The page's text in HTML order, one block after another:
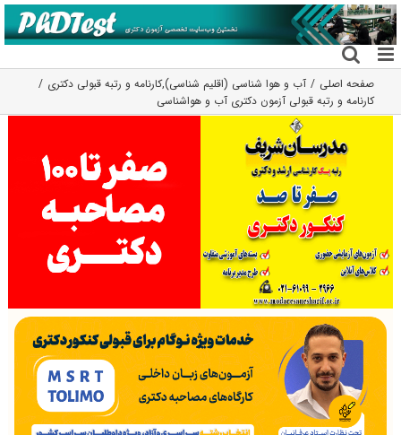
رفتن
به
محتوا
صفحه اصلی آب و هوا شناسی (اقلیم شناسی),کارنامه و رتبه قبولی دکتری
کارنامه و رتبه قبولی آزمون دکتری آب و هواشناسی